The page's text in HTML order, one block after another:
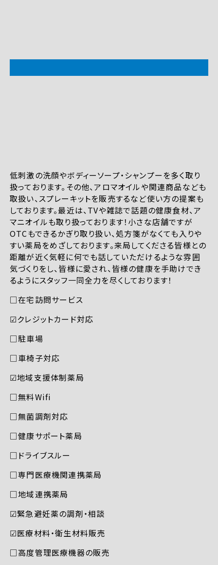
低刺激の洗顔やボディーソープ・シャンプーを多く取り
扱っております。その他、アロマオイルや関連商品なども
取扱い、スプレーキットを販売するなど使い方の提案も
しております。最近は、TVや雑誌で話題の健康食材、ア
マニオイルも取り扱っております！小さな店舗ですが
OTCもできるかぎり取り扱い、処方箋がなくても入りや
すい薬局をめざしております。来局してくださる皆様との
距離が近く気軽に何でも話していただけるような雰囲
気づくりをし、皆様に愛され、皆様の健康を手助けでき
るようにスタッフ一同全力を尽くしております！
□在宅訪問サービス
☑︎クレジットカード対応
□駐車場
□車椅子対応
☑︎地域支援体制薬局
□無料Wifi
□無菌調剤対応
□健康サポート薬局
□ドライブスルー
□専門医療機関連携薬局
□地域連携薬局
☑︎緊急避妊薬の調剤・相談
☑︎医療材料・衛生材料販売
□高度管理医療機器の販売